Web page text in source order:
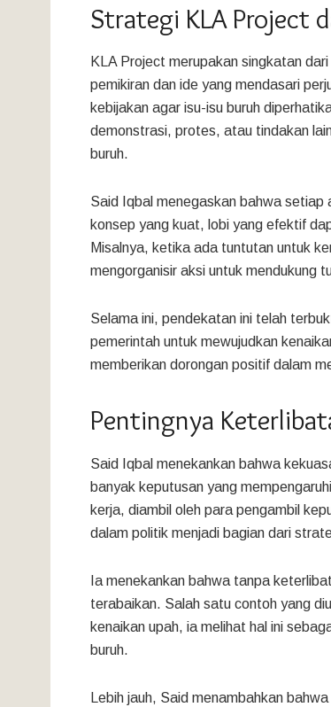
Strategi KLA Project
KLA Project merupakan singkatan
pemikiran dan ide yang mendasari
kebijakan agar isu-isu buruh
demonstrasi, protes, atau tindakan
buruh.
Said Iqbal menegaskan bahwa setiap
konsep yang kuat, lobi yang efektif
Misalnya, ketika ada tuntutan untuk
mengorganisir aksi untuk mendukung
Selama ini, pendekatan ini telah
pemerintah untuk mewujudkan
memberikan dorongan positif dalam
Pentingnya
Said Iqbal menekankan bahwa
banyak keputusan yang
kerja, diambil oleh para pengambil
dalam politik menjadi bagian dari
Ia menekankan bahwa tanpa
terabaikan. Salah satu contoh yang
kenaikan upah, ia melihat hal ini
buruh.
Lebih jauh, Said menambahkan